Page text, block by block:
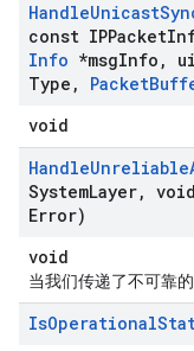
HandleUnicast
const IPPacket
Info *msgInfo ,
Type , Packet
void
HandleUnreliable
SystemLayer,
Error)
void
当我们传递了不可靠
IsOperational